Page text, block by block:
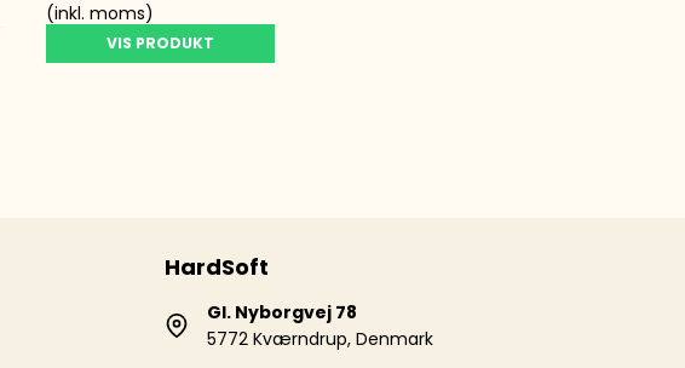
(inkl. moms)
VIS PRODUKT
HardSoft
Gl. Nyborgvej 78
5772 Kværndrup, Denmark